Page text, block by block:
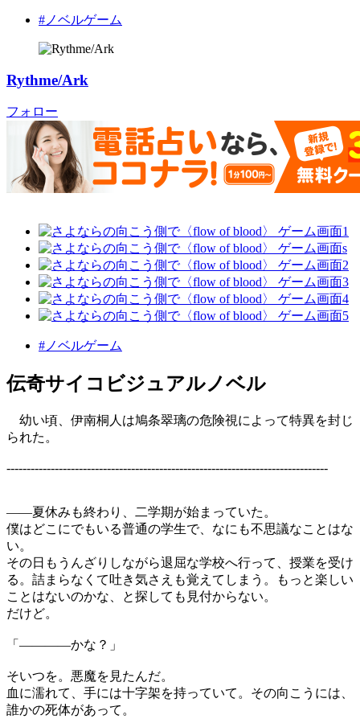
#ノベルゲーム
Rythme/Ark
フォロー
#ノベルゲーム
伝奇サイコビジュアルノベル
幼い頃、伊南桐人は鳩条翠璃の危険視によって特異を封じ
られた。
--------------------------------------------------------------------------------
――夏休みも終わり、二学期が始まっていた。
僕はどこにでもいる普通の学生で、なにも不思議なことはな
い。
その日もうんざりしながら退屈な学校へ行って、授業を受け
る。詰まらなくて吐き気さえも覚えてしまう。もっと楽しい
ことはないのかな、と探しても見付からない。
だけど。
「――――かな？」
そいつを。悪魔を見たんだ。
血に濡れて、手には十字架を持っていて。その向こうには、
誰かの死体があって。